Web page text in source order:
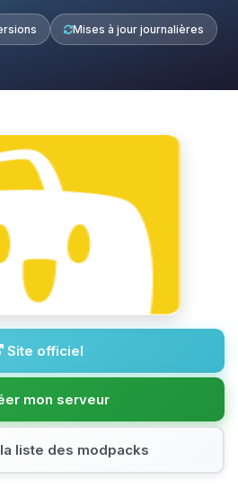
Mises à jour journalières
Site officiel
mon serveur
liste des modpacks